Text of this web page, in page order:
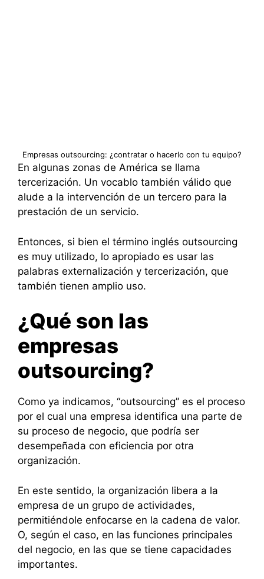
Empresas outsourcing: ¿contratar o hacerlo con tu equipo?
En algunas zonas de América se llama
tercerización. Un vocablo también válido que
alude a la intervención de un tercero para la
prestación de un servicio.
Entonces, si bien el término inglés outsourcing
es muy utilizado, lo apropiado es usar las
palabras externalización y tercerización, que
también tienen amplio uso.
¿Qué son las
empresas
outsourcing?
Como ya indicamos, “outsourcing” es el proceso
por el cual una empresa identifica una parte de
su proceso de negocio, que podría ser
desempeñada con eficiencia por otra
organización.
En este sentido, la organización libera a la
empresa de un grupo de actividades,
permitiéndole enfocarse en la cadena de valor.
O, según el caso, en las funciones principales
del negocio, en las que se tiene capacidades
importantes.